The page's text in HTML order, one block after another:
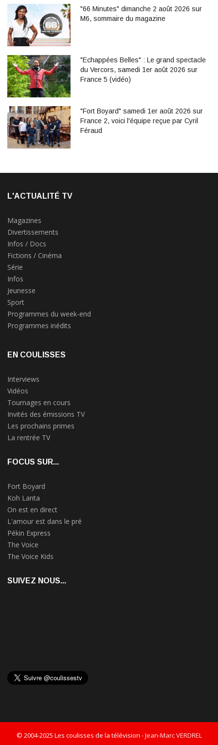
"66 Minutes" dimanche 2 août 2026 sur
M6, sommaire du magazine
"Echappées Belles" : Le grand spectacle
du Vercors, samedi 1er août 2026 sur
France 5 (vidéo)
"Fort Boyard" samedi 1er août 2026 sur
France 2, voici l'équipe reçue par Cyril
Féraud
L'ACTUALITÉ TV
Magazines
Divertissements
Infos / Docs
Fictions / Cinéma
Série
Infos
Jeunesse
Sport
Programmes du week-end
Programmes inédits
EN COULISSES
Interviews
Vidéos
Tournages en cours
Invités des émissions TV
Les prochains primes
La rentrée TV
FOCUS SUR...
Fort Boyard
Koh Lanta
On est en direct
L'amour est dans le pré
Pékin Express
The Voice
The Voice Kids
SUIVEZ NOUS...
© 2004-2025 Les coulisses de la télévision -Jean-Marc VERDREL